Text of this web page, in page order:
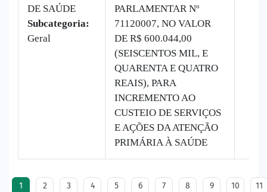
DE SAÚDE
Subcategoria:
Geral
PARLAMENTAR Nº
71120007, NO VALOR
DE R$ 600.044,00
(SEISCENTOS MIL, E
QUARENTA E QUATRO
REAIS), PARA
INCREMENTO AO
CUSTEIO DE SERVIÇOS
E AÇÕES DA ATENÇÃO
PRIMÁRIA À SAÚDE
1 2 3 4 5 6 7 8 9 10 11